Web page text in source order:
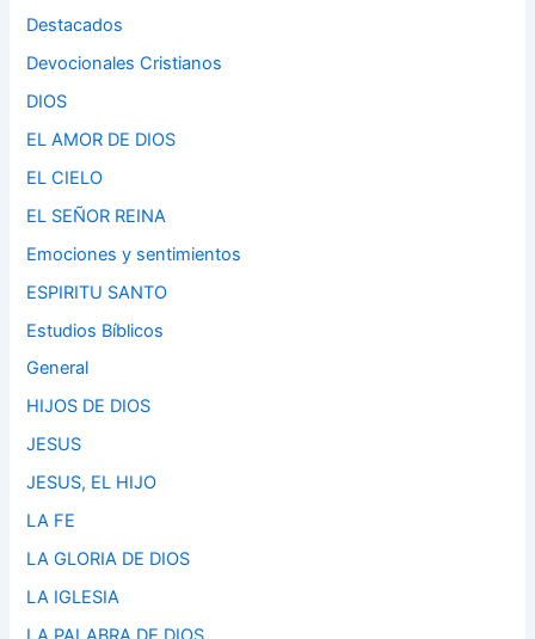
Destacados
Devocionales Cristianos
DIOS
EL AMOR DE DIOS
EL CIELO
EL SEÑOR REINA
Emociones y sentimientos
ESPIRITU SANTO
Estudios Bíblicos
General
HIJOS DE DIOS
JESUS
JESUS, EL HIJO
LA FE
LA GLORIA DE DIOS
LA IGLESIA